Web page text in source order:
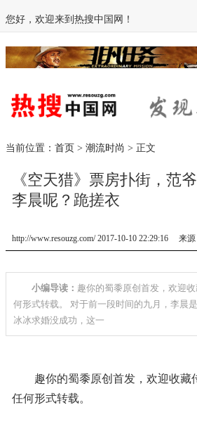
您好，欢迎来到热搜中国网！
当前位置： 首页 > 潮流时尚 > 正文
《空天猎》票房扑街，范
李晨呢？跪搓衣
http://www.resouzg.com/ 2017-10-10 22:29:16 来源
小编导读： 趣你的蜀黍原创首发，欢迎
何形式转载。 对于前一段时间的九月，李晨
冰冰求婚没成功，这一
趣你的蜀黍原创首发，欢迎收藏
任何形式转载。